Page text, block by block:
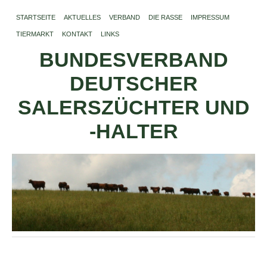
STARTSEITE AKTUELLES VERBAND DIE RASSE IMPRESSUM
TIERMARKT KONTAKT LINKS
BUNDESVERBAND
DEUTSCHER
SALERSZÜCHTER UND
-HALTER